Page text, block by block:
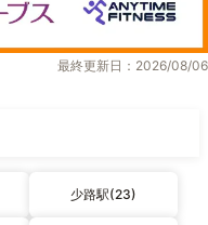
最終更新日：2026/08/06
少路駅(23)